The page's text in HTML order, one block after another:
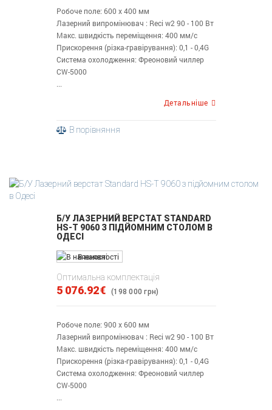
Робоче поле: 600 х 400 мм
Лазерний випромінювач : Reci w2 90 - 100 Вт
Макс. швидкість переміщення: 400 мм/с
Прискорення (різка-гравірування): 0,1 - 0,4G
Система охолодження: Фреоновий чиллер
CW-5000
...
Детальніше
В порівняння
Б/У ЛАЗЕРНИЙ ВЕРСТАТ STANDARD
HS-T 9060 З ПІДЙОМНИМ СТОЛОМ В
ОДЕСІ
В наявності
Робоче поле: 900 х 600 мм
Лазерний випромінювач : Reci w2 90 - 100 Вт
Макс. швидкість переміщення: 400 мм/с
Прискорення (різка-гравірування): 0,1 - 0,4G
Система охолодження: Фреоновий чиллер
CW-5000
...
Оптимальна комплектація
5 076.92€ (198 000 грн)